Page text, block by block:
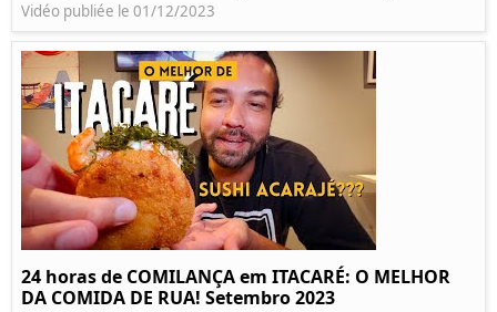
Vidéo publiée le 01/12/2023
24 horas de COMILANÇA em ITACARÉ: O MELHOR
DA COMIDA DE RUA! Setembro 2023